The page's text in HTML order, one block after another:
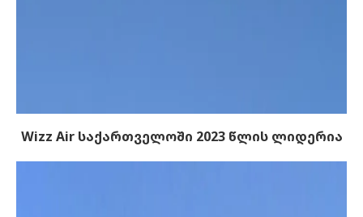
Wizz Air საქართველოში 2023 წლის ლიდერია